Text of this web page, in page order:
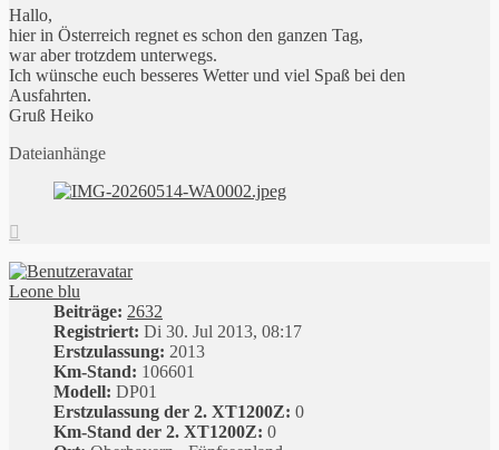
Hallo,
hier in Österreich regnet es schon den ganzen Tag,
war aber trotzdem unterwegs.
Ich wünsche euch besseres Wetter und viel Spaß bei den
Ausfahrten.
Gruß Heiko
Dateianhänge
Leone blu
Beiträge: 2632
Registriert: Di 30. Jul 2013, 08:17
Erstzulassung: 2013
Km-Stand: 106601
Modell: DP01
Erstzulassung der 2. XT1200Z: 0
Km-Stand der 2. XT1200Z: 0